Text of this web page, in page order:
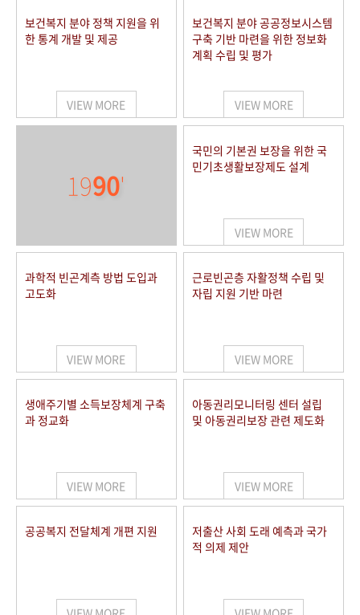
보건복지 분야 정책 지원을 위
한 통계 개발 및 제공
VIEW MORE
보건복지 분야 공공정보시스템
구축 기반 마련을 위한 정보화
계획 수립 및 평가
VIEW MORE
1990'
국민의 기본권 보장을 위한 국
민기초생활보장제도 설계
VIEW MORE
과학적 빈곤계측 방법 도입과
고도화
VIEW MORE
근로빈곤층 자활정책 수립 및
자립 지원 기반 마련
VIEW MORE
생애주기별 소득보장체계 구축
과 정교화
VIEW MORE
아동권리모니터링 센터 설립
및 아동권리보장 관련 제도화
VIEW MORE
공공복지 전달체계 개편 지원
저출산 사회 도래 예측과 국가
적 의제 제안